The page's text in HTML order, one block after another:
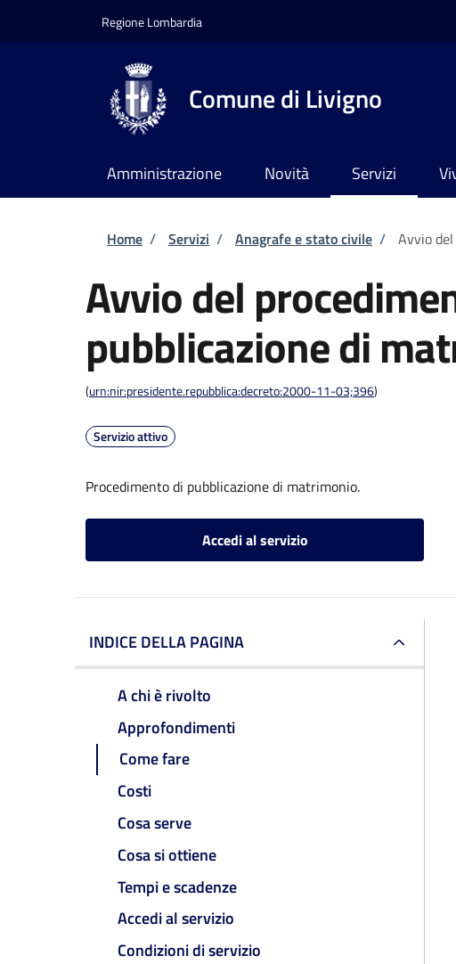
Regione Lombardia
Comune di Livigno
Amministrazione Novità Servizi
Briciole di pane
Home / Servizi / Anagrafe e stato civile / Avvio
Avvio del
pubblicazione di
(urn:nir:presidente.repubblica:decreto:2000-11-03;396)
Servizio attivo
Procedimento di pubblicazione di matrimonio.
Accedi al servizio
INDICE DELLA PAGINA
A chi è rivolto
Approfondimenti
Come fare
Costi
Cosa serve
Cosa si ottiene
Tempi e scadenze
Accedi al servizio
Condizioni di servizio